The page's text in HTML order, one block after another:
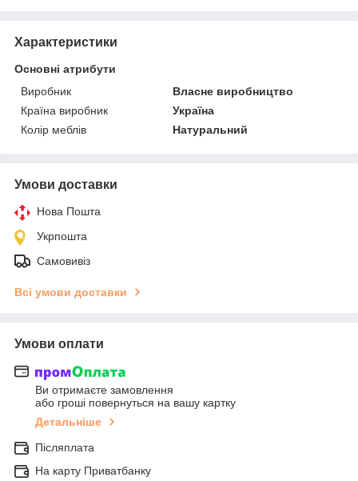
Характеристики
Основні атрибути
Виробник
Власне виробництво
Країна виробник
Україна
Колір меблів
Натуральний
Умови доставки
Нова Пошта
Укрпошта
Самовивіз
Всі умови доставки
Умови оплати
Ви отримаєте замовлення
або гроші повернуться на вашу картку
Детальніше
Післяплата
На карту Приватбанку